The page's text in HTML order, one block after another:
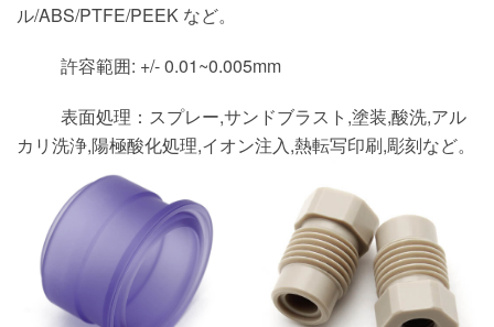
ル/ABS/PTFE/PEEK など。
許容範囲: +/- 0.01~0.005mm
表面処理：スプレー,サンドブラスト,塗装,酸洗,アル
カリ洗浄,陽極酸化処理,イオン注入,熱転写印刷,彫刻など。